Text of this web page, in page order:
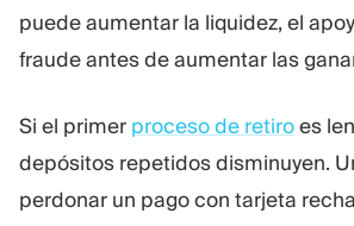
puede aumentar la liquidez, el
fraude antes de aumentar las
Si el primer proceso de retiroes
depósitos repetidos disminuyen.
perdonar un pago con tarjeta